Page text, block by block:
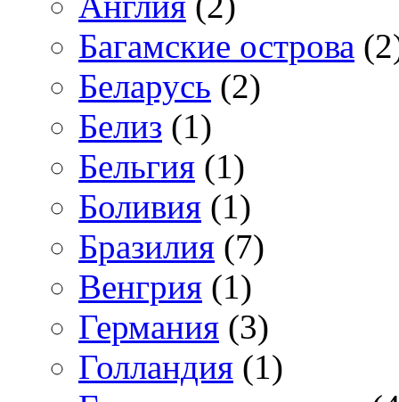
Багамские острова
Беларусь (2)
Белиз (1)
Бельгия (1)
Боливия (1)
Бразилия (7)
Венгрия (1)
Германия (3)
Голландия (1)